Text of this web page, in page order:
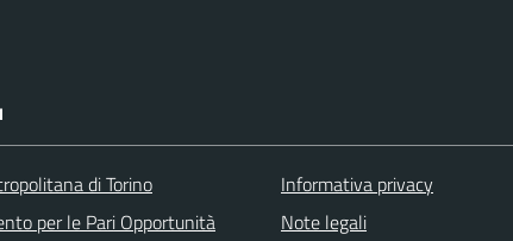
di Torino
per le Pari Opportunità
Informativa privacy
Note legali